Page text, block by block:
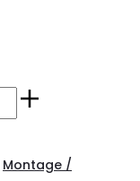
Montage /